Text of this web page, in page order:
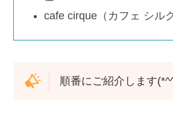
cafe cirque（カフェ シル
順番にご紹介します